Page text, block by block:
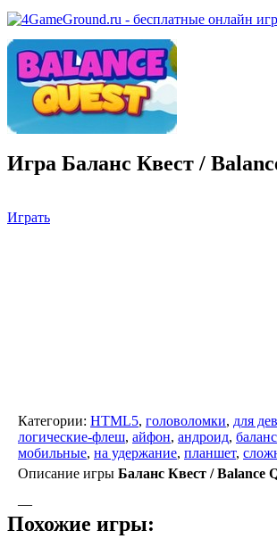
Игра Баланс Квест /
Играть
Категории: HTML5, головоломки, для
логические-флеш, айфон, андроид, баланс
мобильные, на удержание, планшет,
Описание игры Баланс Квест / Balance
—
Похожие игры: